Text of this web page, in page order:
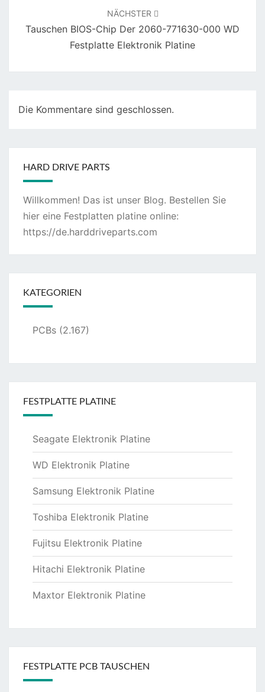
NÄCHSTER
Tauschen BIOS-Chip Der 2060-771630-000 WD
Festplatte Elektronik Platine
Die Kommentare sind geschlossen.
HARD DRIVE PARTS
Willkommen! Das ist unser Blog. Bestellen Sie
hier eine Festplatten platine online:
https://de.harddriveparts.com
KATEGORIEN
PCBs (2.167)
FESTPLATTE PLATINE
Seagate Elektronik Platine
WD Elektronik Platine
Samsung Elektronik Platine
Toshiba Elektronik Platine
Fujitsu Elektronik Platine
Hitachi Elektronik Platine
Maxtor Elektronik Platine
FESTPLATTE PCB TAUSCHEN